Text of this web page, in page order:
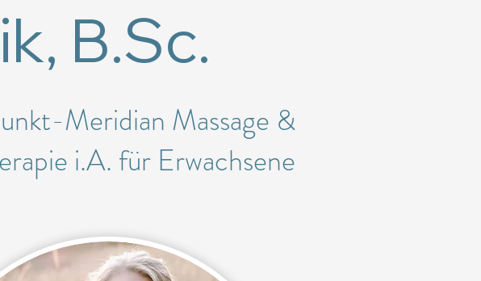
B.Sc.
Meridian Massage &
i.A. für Erwachsene